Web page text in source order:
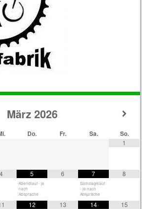
März 2026
Do. Fr. Sa. So.
1
4 5
Abendlauf - je
nach
Absprache
6 7
Samstagslauf
- je nach
Absprache
8
12 13 14 15